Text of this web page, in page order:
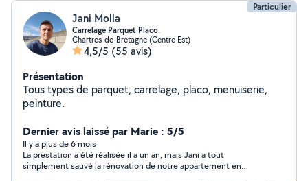
Particulier
Jani Molla
Carrelage Parquet Placo.
Chartres-de-Bretagne (Centre Est)
4,5/5 (55 avis)
Présentation
Tous types de parquet, carrelage, placo, menuiserie,
peinture.
Dernier avis laissé par Marie : 5/5
Il y a plus de 6 mois
La prestation a été réalisée il a un an, mais Jani a tout
simplement sauvé la rénovation de notre appartement en